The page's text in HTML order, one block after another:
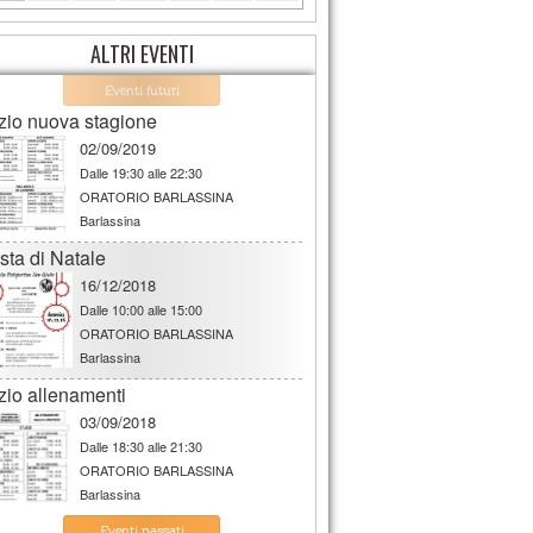
ALTRI EVENTI
nuova stagione
02/09/2019
Dalle19:30 alle 22:30
ORATORIO BARLASSINA
Barlassina
di Natale
16/12/2018
Dalle10:00 alle 15:00
ORATORIO BARLASSINA
Barlassina
allenamenti
03/09/2018
Dalle18:30 alle 21:30
ORATORIO BARLASSINA
Barlassina
Eventi futuri